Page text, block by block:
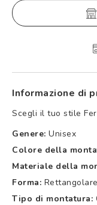
Informazione di
Scegli il tuo stile
Genere: Unisex
Colore della
Materiale della
Forma: Rettangolare
Tipo di montatura: